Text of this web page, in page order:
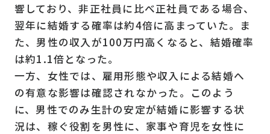
響しており、非正社員に比べ正社員である場合、
翌年に結婚する確率は約4倍に高まっていた。ま
た、男性の収入が100万円高くなると、結婚確率
は約1.1倍となった。
一方、女性では、雇用形態や収入による結婚へ
の有意な影響は確認されなかった。このよう
に、男性でのみ生計の安定が結婚に影響する状
況は、稼ぐ役割を男性に、家事や育児を女性に